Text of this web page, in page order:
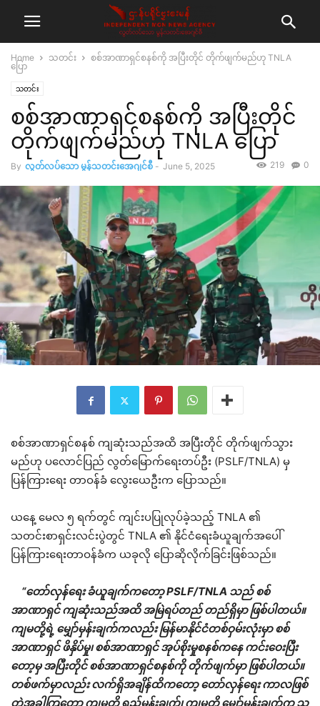
Home သတင်း
စစ်အာဏာရှင်စနစ်ကို အပြီးတိုင် တိုက်ဖျက်မည်ဟု TNLA
ပြော
သတင်း
စစ်အာဏာရှင်စနစ်ကို အပြီးတိုင်
တိုက်ဖျက်မည်ဟု TNLA ပြော
By လွတ်လပ်သော မွန်သတင်းအေဂျင်စီ - June 5, 2025 0
219
စစ်အာဏာရှင်စနစ် ကျဆုံးသည်အထိ အပြီးတိုင် တိုက်ဖျက်သွား
မည်ဟု ပ‌လောင်ပြည် လွတ်မြောက်ရေးတပ်ဦး (PSLF/TNLA) မှ
ပြန်ကြားရေး တာဝန်ခံ လွေးယေဦးက ပြောသည်။
ယနေ့ မေလ ၅ ရက်တွင် ကျင်းပပြုလုပ်ခဲ့သည့် TNLA ၏
သတင်းစာရှင်းလင်းပွဲတွင် TNLA ၏ နိုင်ငံရေးခံယူချက်အပေါ်
ပြန်ကြားရေးတာဝန်ခံက ယခုလို ပြောဆိုလိုက်ခြင်းဖြစ်သည်။
“တော်လှန်ရေး ခံယူချက်ကတော့ PSLF/TNLA သည် စစ်
အာဏာရှင် ကျဆုံးသည်အထိ အမြဲရပ်တည် တည်ရှိမှာ ဖြစ်ပါတယ်။
ကျမတို့ရဲ့ မျှော်မှန်းချက်ကလည်း မြန်မာနိုင်ငံတစ်ဝှမ်းလုံးမှာ စစ်
အာဏာရှင် ဖိနှိပ်မှု၊ စစ်အာဏာရှင် အုပ်စိုးမှုစနစ်ကနေ ကင်းဝေးပြီး
တော့မှ အပြီးတိုင် စစ်အာဏာရှင်စနစ်ကို တိုက်ဖျက်မှာ ဖြစ်ပါတယ်။
တစ်ဖက်မှာလည်း လက်ရှိအချိန်ထိကတော့ တော်လှန်ရေး ကာလဖြစ်
တဲ့အခါကြတော့ ကျမတို့ ရည်မှန်းချက်၊ ကျမတို့ မျှော်မှန်းချက်က သူ့